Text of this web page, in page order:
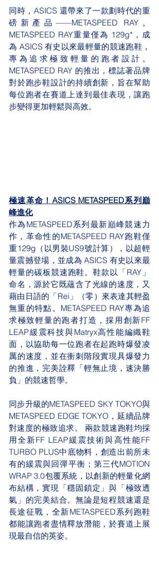
同時，ASICS 還帶來了一款劃時代的重
磅新產品——METASPEED RAY。
METASPEED RAY重量僅為 129g*，成
為 ASICS 有史以來最輕量的競速跑鞋，
專為追求極致輕量的跑者設計。
METASPEED RAY 的推出，標誌著品牌
對於跑步鞋設計的持續創新，旨在幫助
每位跑者在賽道上達到最佳表現，讓跑
步變得更加輕鬆與高效。
極速革命！ASICS METASPEED系列巔
峰進化
作為METASPEED系列最新巔峰競速力
作，革命性的METASPEED RAY跑鞋僅
重129g（以男裝US9號計算），以超輕
量震撼登場，並成為 ASICS 有史以來最
輕量的碳板競速跑鞋。鞋款以「RAY」
命名，源於它既蘊含了光線的速度，又
藉由日語的「Rei」（零）來表達其輕盈
無重的特點。METASPEED RAY專為追
求極致輕量的跑者打造，採用創新FF
LEAP緩震科技與Matryx高性能編織鞋
面，以協助每一位跑者在起跑時爆發凌
厲的速度，並在衝刺階段實現具爆發力
的推進，完美詮釋「輕無止境，速決勝
負」的競速哲學。
同步升級的METASPEED SKY TOKYO與
METASPEED EDGE TOKYO，延續品牌
對速度的極致追求。 兩款競速跑鞋均採
用全新FF LEAP緩震技術與高性能FF
TURBO PLUS中底物料，創造出前所未
有的緩震與回彈平衡；第三代MOTION
WRAP 3.0包覆系統，以創新的輕量化網
布結構，實現「穩固鎖定」與「極致透
氣」的完美結合。無論是短程競速還是
長途征戰，全新METASPEED系列跑鞋
都能讓跑者盡情釋放潛能，於賽道上展
現最自信的英姿。